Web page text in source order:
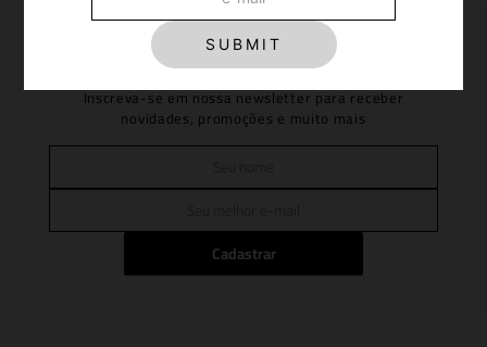
SUBMIT
Newsletter: join us!
Inscreva-se em nossa newsletter para receber
novidades, promoções e muito mais
Cadastrar